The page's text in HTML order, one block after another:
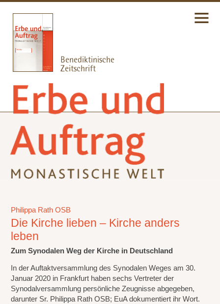
Philippa Rath OSB
Die Kirche lieben – Kirche anders
leben
Zum Synodalen Weg der Kirche in Deutschland
In der Auftaktversammlung des Synodalen Weges am 30.
Januar 2020 in Frankfurt haben sechs Vertreter der
Synodalversammlung persönliche Zeugnisse abgegeben,
darunter Sr. Philippa Rath OSB; EuA dokumentiert ihr Wort.